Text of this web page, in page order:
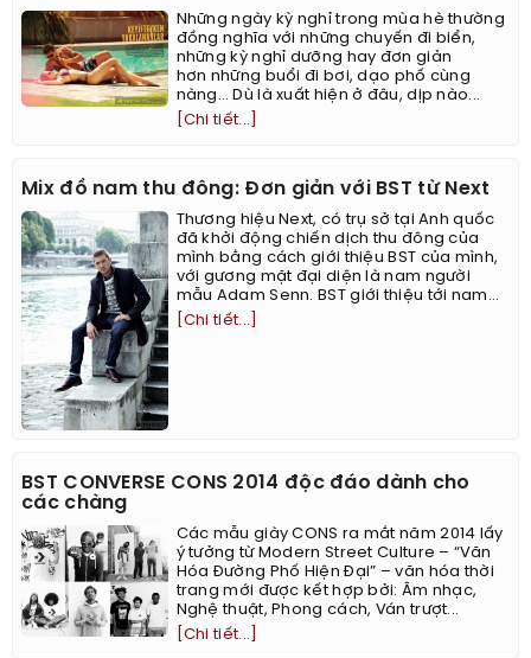
Những ngày kỳ nghỉ trong mùa hè thường
đồng nghĩa với những chuyến đi biển,
những kỳ nghỉ dưỡng hay đơn giản
hơn những buổi đi bơi, dạo phố cùng
nàng… Dù là xuất hiện ở đâu, dịp nào...
[Chi tiết...]
Mix đồ nam thu đông: Đơn giản với BST từ Next
Thương hiệu Next, có trụ sở tại Anh quốc
đã khởi động chiến dịch thu đông của
mình bằng cách giới thiệu BST của mình,
với gương mặt đại diện là nam người
mẫu Adam Senn. BST giới thiệu tới nam...
[Chi tiết...]
BST CONVERSE CONS 2014 độc đáo dành cho
các chàng
Các mẫu giày CONS ra mắt năm 2014 lấy
ý tưởng từ Modern Street Culture – “Văn
Hóa Đường Phố Hiện Đại” – văn hóa thời
trang mới được kết hợp bởi: Âm nhạc,
Nghệ thuật, Phong cách, Ván trượt...
[Chi tiết...]